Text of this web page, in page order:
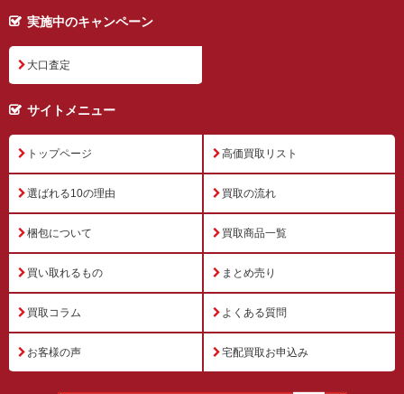
実施中のキャンペーン
大口査定
サイトメニュー
トップページ 高価買取リスト
選ばれる10の理由 買取の流れ
梱包について 買取商品一覧
買い取れるもの まとめ売り
買取コラム よくある質問
お客様の声 宅配買取お申込み